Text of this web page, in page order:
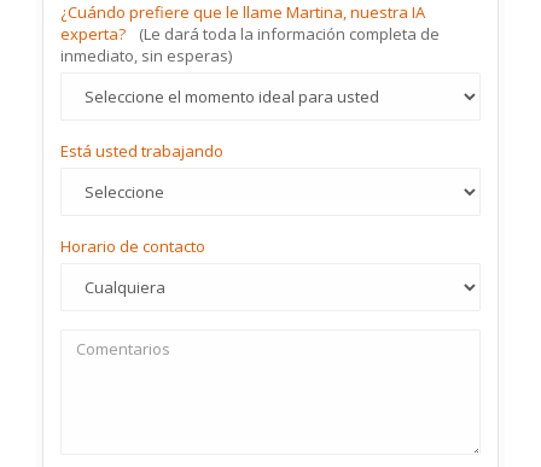
¿Cuándo prefiere que le llame Martina, nuestra IA
experta?
(Le dará toda la información completa de
inmediato, sin esperas)
Está usted trabajando
Horario de contacto